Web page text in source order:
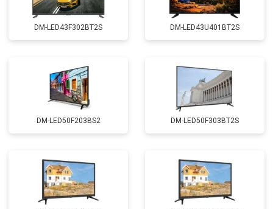
DM-LED43F302BT2S DM-LED43U401BT2S
DM-LED50F203BS2 DM-LED50F303BT2S